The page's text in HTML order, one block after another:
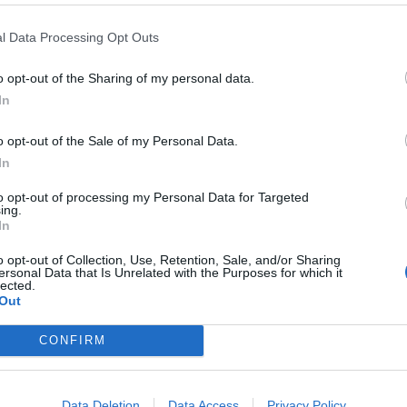
Data Processing Opt Outs
opt-out of the Sharing of my personal data.
opt-out of the Sale of my Personal Data.
opt-out of processing my Personal Data for Targeted
opt-out of Collection, Use, Retention, Sale, and/or Sharing
Data that Is Unrelated with the Purposes for which it
CONFIRM
Je li bolje držati klimu stalno
upaljenu ili je gasiti? Evo kada je
ZANIMLJIVOSTI
uređaj jer vjeruju da će, kada ga ponovo uključe, potrošiti